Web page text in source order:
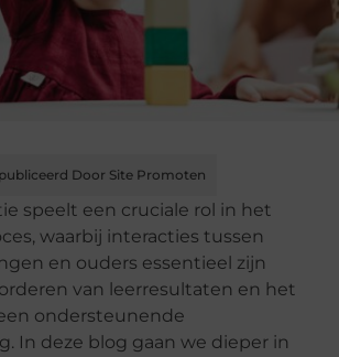
Door Site Promoten
speelt een cruciale rol in het
waarbij interacties tussen
en ouders essentieel zijn
van leerresultaten en het
ondersteunende
In deze blog gaan we dieper in